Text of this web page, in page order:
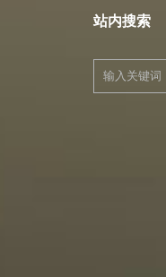
站内搜索